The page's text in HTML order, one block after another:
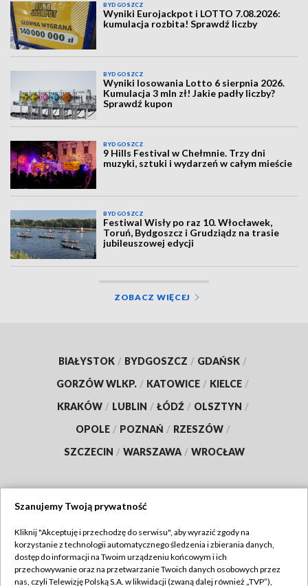
BYDGOSZCZ
Wyniki Eurojackpot i LOTTO 7.08.2026:
kumulacja rozbita! Sprawdź liczby
BYDGOSZCZ
Wyniki losowania Lotto 6 sierpnia 2026.
Kumulacja 3 mln zł! Jakie padły liczby?
Sprawdź kupon
BYDGOSZCZ
9 Hills Festival w Chełmnie. Trzy dni
muzyki, sztuki i wydarzeń w całym mieście
BYDGOSZCZ
Festiwal Wisły po raz 10. Włocławek,
Toruń, Bydgoszcz i Grudziądz na trasie
jubileuszowej edycji
ZOBACZ WIĘCEJ
BIAŁYSTOK / BYDGOSZCZ / GDAŃSK /
GORZÓW WLKP. / KATOWICE / KIELCE /
KRAKÓW / LUBLIN / ŁÓDŹ / OLSZTYN /
OPOLE / POZNAŃ / RZESZÓW /
SZCZECIN / WARSZAWA / WROCŁAW
TVP
Abonament TVP
Regulamin TVP
Szanujemy Twoją prywatność
Kliknij "Akceptuję i przechodzę do serwisu", aby wyrazić zgody na
korzystanie z technologii automatycznego śledzenia i zbierania danych,
dostęp do informacji na Twoim urządzeniu końcowym i ich
przechowywanie oraz na przetwarzanie Twoich danych osobowych przez
nas, czyli Telewizję Polską S.A. w likwidacji (zwaną dalej również „TVP”),